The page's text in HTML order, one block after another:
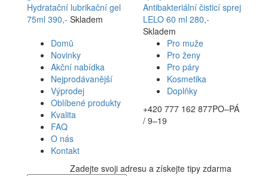
Hydratační lubrikační gel
75ml 390,- Skladem
Antibakteriální čisticí sprej
LELO 60 ml 280,-
Skladem
Domů
Novinky
Akční nabídka
Nejprodávanější
Výprodej
Oblíbené produkty
Kvalita
FAQ
O nás
Kontakt
Pro muže
Pro ženy
Pro páry
Kosmetika
Doplňky
+420 777 162 877PO–PÁ
/ 9–19
Zadejte svoji adresu a získejte tipy zdarma